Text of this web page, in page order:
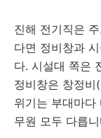
진해 전기직은
다면 정비창과
다. 시설대 쪽은
정비창은 창정
위기는 부대마다
무원 모두 다릅